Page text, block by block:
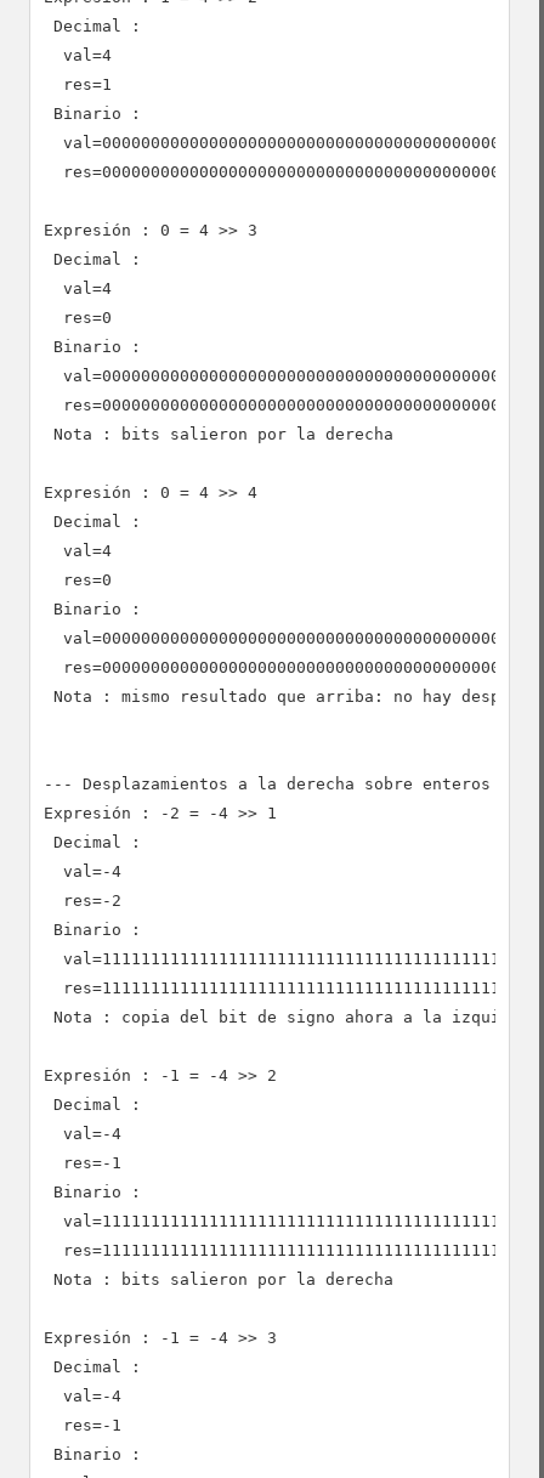
Decimal :
  val=4
  res=1
Binario :
Expresión : 0 = 4 >> 3
Decimal :
  val=4
  res=0
Binario :
Nota : bits salieron por la derecha
Expresión : 0 = 4 >> 4
Decimal :
  val=4
  res=0
Binario :
Nota : mismo resultado que arriba: no hay
--- Desplazamientos a la derecha sobre enteros
Expresión : -2 = -4 >> 1
Decimal :
  val=-4
  res=-2
Binario :
Nota : copia del bit de signo ahora a la izquierda
Expresión : -1 = -4 >> 2
Decimal :
  val=-4
  res=-1
Binario :
Nota : bits salieron por la derecha
Expresión : -1 = -4 >> 3
Decimal :
  val=-4
  res=-1
Binario :